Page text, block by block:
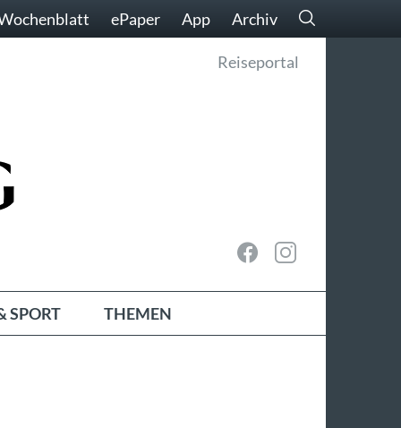
ePaper App Archiv
Reiseportal
SPORT THEMEN